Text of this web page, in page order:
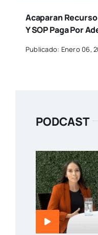
Acaparan
Y SOP Paga Por
Publicado: Enero 06,
PODCAST